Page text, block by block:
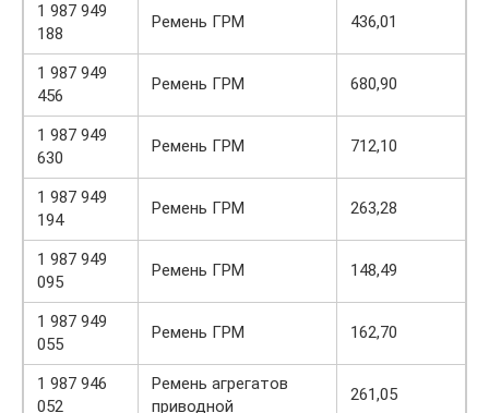
1 987 949
188
Ремень ГРМ 436,01
1 987 949
456
Ремень ГРМ 680,90
1 987 949
630
Ремень ГРМ 712,10
1 987 949
194
Ремень ГРМ 263,28
1 987 949
095
Ремень ГРМ 148,49
1 987 949
055
Ремень ГРМ 162,70
1 987 946
052
Ремень агрегатов
приводной
261,05